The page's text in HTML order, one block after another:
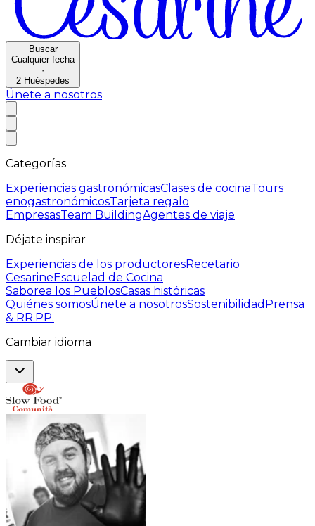
Buscar
Cualquier fecha
·
2 Huéspedes
Únete a nosotros
Categorías
Experiencias gastronómicasClases de cocinaTours
enogastronómicosTarjeta regalo
EmpresasTeam BuildingAgentes de viaje
Déjate inspirar
Experiencias de los productoresRecetario
CesarineEscuelad de Cocina
Saborea los PueblosCasas históricas
Quiénes somosÚnete a nosotrosSostenibilidad Prensa
& RR.PP.
Cambiar idioma